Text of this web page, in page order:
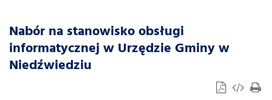
Nabór na stanowisko obsługi
informatycznej w Urzędzie Gminy w
Niedźwiedziu